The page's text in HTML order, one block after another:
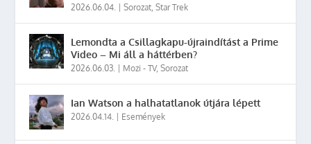
2026.06.04. |Sorozat,Star Trek
Lemondta a Csillagkapu-újraindítást a Prime
Video – Mi áll a háttérben?
2026.06.03. Mozi - TV,Sorozat
Ian Watson a halhatatlanok útjára lépett
2026.04.14. Események